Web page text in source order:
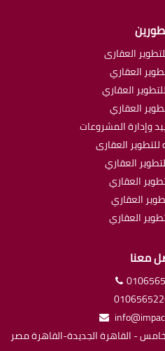
العقارى
العقاري
العقاري
العقاري
وإدارة المشروعات
العقارى
العقاري
العقاري
العقاري
العقاري
معنا